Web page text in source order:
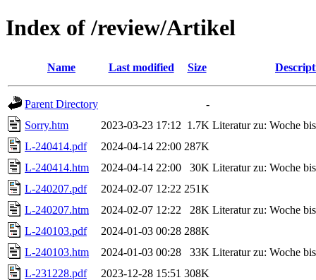
Index of /review/Artikel
Name Last modified Size
Parent Directory
-
Sorry.htm
2023-03-23 17:12 1.7K Literatur zu: Woche
L-240414.pdf
2024-04-14 22:00 287K
L-240414.htm
2024-04-14 22:00 30K Literatur zu: Woche
L-240207.pdf
2024-02-07 12:22 251K
L-240207.htm
2024-02-07 12:22 28K Literatur zu: Woche
L-240103.pdf
2024-01-03 00:28 288K
L-240103.htm
2024-01-03 00:28 33K Literatur zu: Woche
L-231228.pdf
2023-12-28 15:51 308K